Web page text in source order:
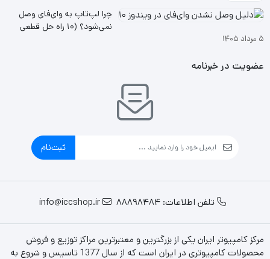
چرا لپ‌تاپ به وای‌فای وصل
نمی‌شود؟ (۱۰ راه حل قطعی
۵ مرداد ۱۴۰۵
عضویت در خبرنامه
ثبت‌نام
تلفن اطلاعات: 88898484 info@iccshop.ir
مرکز کامپیوتر ایران یکی از بزرگترین و معتبرترین مراکز توزیع و فروش
محصولات کامپیوتری در ایران است که از سال 1377 تاسیس و شروع به